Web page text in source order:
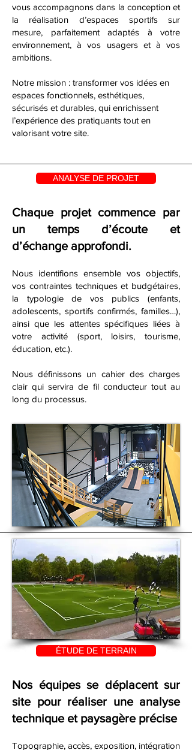
vous accompagnons dans la conception et
la réalisation d’espaces sportifs sur
mesure, parfaitement adaptés à votre
environnement, à vos usagers et à vos
ambitions.
Notre mission : transformer vos idées en
espaces fonctionnels, esthétiques,
sécurisés et durables, qui enrichissent
l’expérience des pratiquants tout en
valorisant votre site.
ANALYSE DE PROJET
Chaque projet commence par
un temps d’écoute et
d’échange approfondi.
Nous identifions ensemble vos objectifs,
vos contraintes techniques et budgétaires,
la typologie de vos publics (enfants,
adolescents, sportifs confirmés, familles…),
ainsi que les attentes spécifiques liées à
votre activité (sport, loisirs, tourisme,
éducation, etc.).
Nous définissons un cahier des charges
clair qui servira de fil conducteur tout au
long du processus.
ÉTUDE DE TERRAIN
Nos équipes se déplacent sur
site pour réaliser une analyse
technique et paysagère précise
Topographie, accès, exposition, intégration